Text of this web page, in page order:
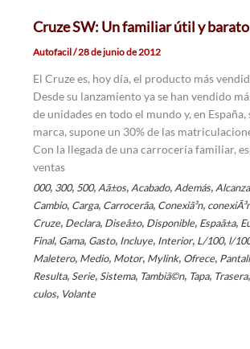
Cruze SW: Un familiar útil y barato
Autofacil/28 de junio de 2012
El Cruze es, hoy día, el producto más
Desde su lanzamiento ya se han vendido
de unidades en todo el mundo y, en
marca, supone un 30% de las
Con la llegada de una carrocería familiar,
ventas
000, 300, 500,Aã±os,Acabado,Además,
Cambio, Carga, Carrocerã­a, Conexiã³n,
Cruze, Declara, Diseã±o, Disponible, Espaã±a,
Final, Gama, Gasto, Incluye, Interior, L/100, l/
Maletero, Medio, Motor, Mylink, Ofrece,
Resulta, Serie, Sistema, Tambiã©n, Tapa, Trasera,
culos, Volante